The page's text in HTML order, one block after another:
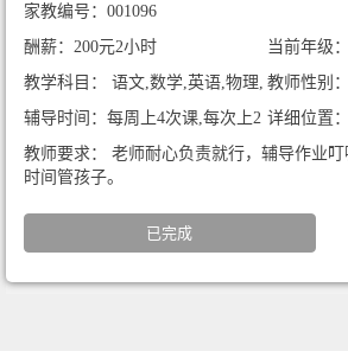
家教编号：001096
酬薪：200元2小时
当前年级
教学科目： 语文,数学,英语,物理,
化学,生物,历史,地理,政治
教师性别
辅导时间：每周上4次课,每次上2
小时
详细位置
号物资大
教师要求： 老师耐心负责就行，辅导作业
时间管孩子。
已完成